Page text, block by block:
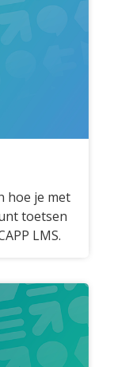
hoe je met
toetsen
LMS.